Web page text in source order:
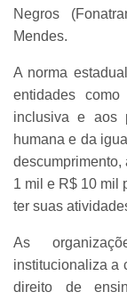
Negros
Mendes.
A norma
entidades
inclusiva e aos
humana e da
1 mil e R$ 10 mil
ter suas
As
institucionaliza a
direito de